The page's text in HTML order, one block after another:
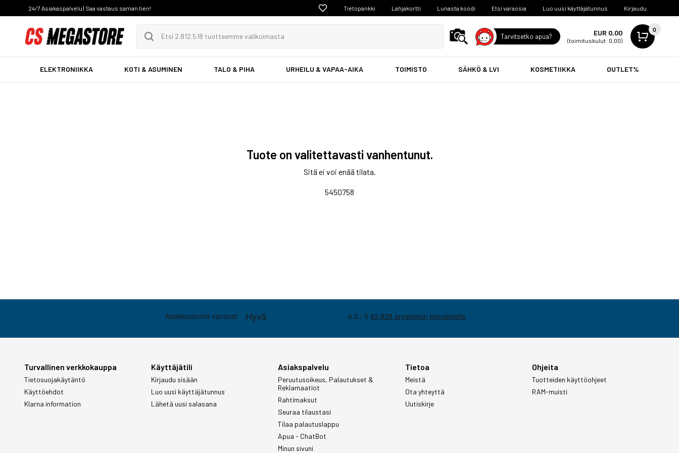
24/7 Asiakaspalvelu | Saa vastaus saman tien! Tietopankki Lahjakortti Lunasta koodi Etsi varaosia Luo uusi käyttäjätunnus Kirjaudu
Tarvitsetko apua? EUR 0,00
(toimituskulut: 0,00)
0
ELEKTRONIIKKA KOTI & ASUMINEN TALO & PIHA URHEILU & VAPAA-AIKA TOIMISTO SÄHKÖ & LVI KOSMETIIKKA OUTLET%
Tuote on valitettavasti vanhentunut.
Sitä ei voi enää tilata.
5450758
Turvallinen verkkokauppa
Tietosuojakäytäntö
Käyttöehdot
Klarna information
Käyttäjätili
Kirjaudu sisään
Luo uusi käyttäjätunnus
Lähetä uusi salasana
Asiakspalvelu
Peruutusoikeus, Palautukset &
Reklamaatiot
Rahtimaksut
Seuraa tilaustasi
Tilaa palautuslappu
Apua - ChatBot
Minun sivuni
Tietoa
Meistä
Ota yhteyttä
Uutiskirje
Ohjeita
Tuotteiden käyttöohjeet
RAM-muisti